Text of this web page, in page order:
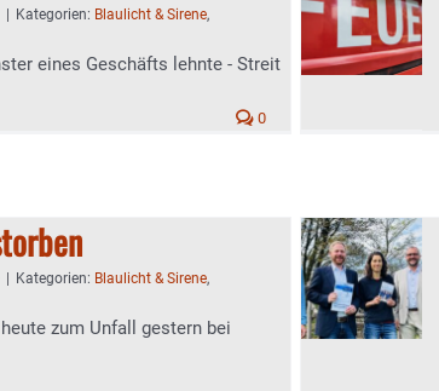
Kategorien: Blaulicht & Sirene,
eines Geschäfts lehnte - Streit
0
Kategorien: Blaulicht & Sirene,
zum Unfall gestern bei